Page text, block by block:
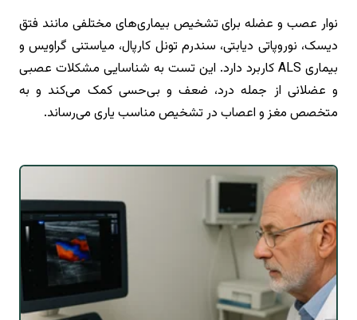
نوار عصب و عضله برای تشخیص بیماری‌های مختلفی مانند فتق
دیسک، نوروپاتی دیابتی، سندرم تونل کارپال، میاستنی گراویس و
بیماری ALS کاربرد دارد. این تست به شناسایی مشکلات عصبی
و عضلانی از جمله درد، ضعف و بی‌حسی کمک می‌کند و به
متخصص مغز و اعصاب در تشخیص مناسب یاری می‌رساند.